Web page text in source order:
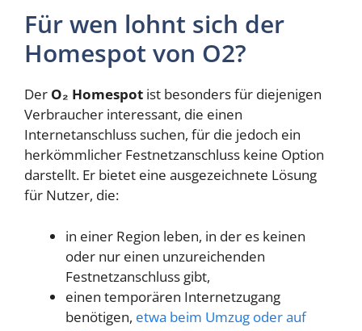
Für wen lohnt sich der
Homespot von O2?
Der O₂ Homespot ist besonders für diejenigen
Verbraucher interessant, die einen
Internetanschluss suchen, für die jedoch ein
herkömmlicher Festnetzanschluss keine Option
darstellt. Er bietet eine ausgezeichnete Lösung
für Nutzer, die:
in einer Region leben, in der es keinen
oder nur einen unzureichenden
Festnetzanschluss gibt,
einen temporären Internetzugang
benötigen, etwa beim Umzug oder auf